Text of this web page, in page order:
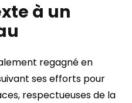
à un
regagné en
ses efforts pour
respectueuses de la